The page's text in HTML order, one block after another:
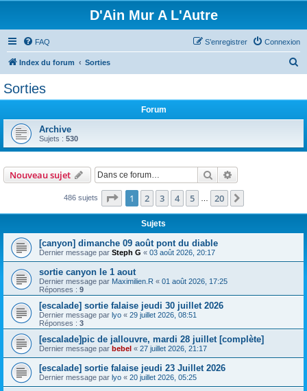
D'Ain Mur A L'Autre
FAQ Connexion
S’enregistrer
Index du forum Sorties
Sorties
Forum
Archive
Sujets : 530
Nouveau sujet Rechercher
486 sujets Page 1sur20
1 2 3 4 5 20
Sujets
[canyon] dimanche 09 août pont du diable
Dernier message par Steph G « 03 août 2026, 20:17
sortie canyon le 1 aout
Dernier message par Maximilien.R « 01 août 2026, 17:25
Réponses : 9
[escalade] sortie falaise jeudi 30 juillet 2026
Dernier message par lyo « 29 juillet 2026, 08:51
Réponses : 3
[escalade]pic de jallouvre, mardi 28 juillet [complète]
Dernier message par bebel « 27 juillet 2026, 21:17
[escalade] sortie falaise jeudi 23 Juillet 2026
Dernier message par lyo « 20 juillet 2026, 05:25